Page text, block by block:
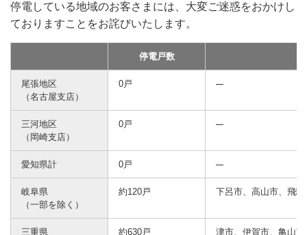
停電している地域のお客さまには、大変ご迷惑をおかけし
ておりますことをお詫びいたします。
停電戸数
尾張地区
（名古屋支店）
0戸
三河地区
（岡崎支店）
0戸
愛知県計 0戸
岐阜県
（一部を除く）
約120戸 下呂市、高山市、飛
三重県
約630戸
津市、伊賀市、亀山